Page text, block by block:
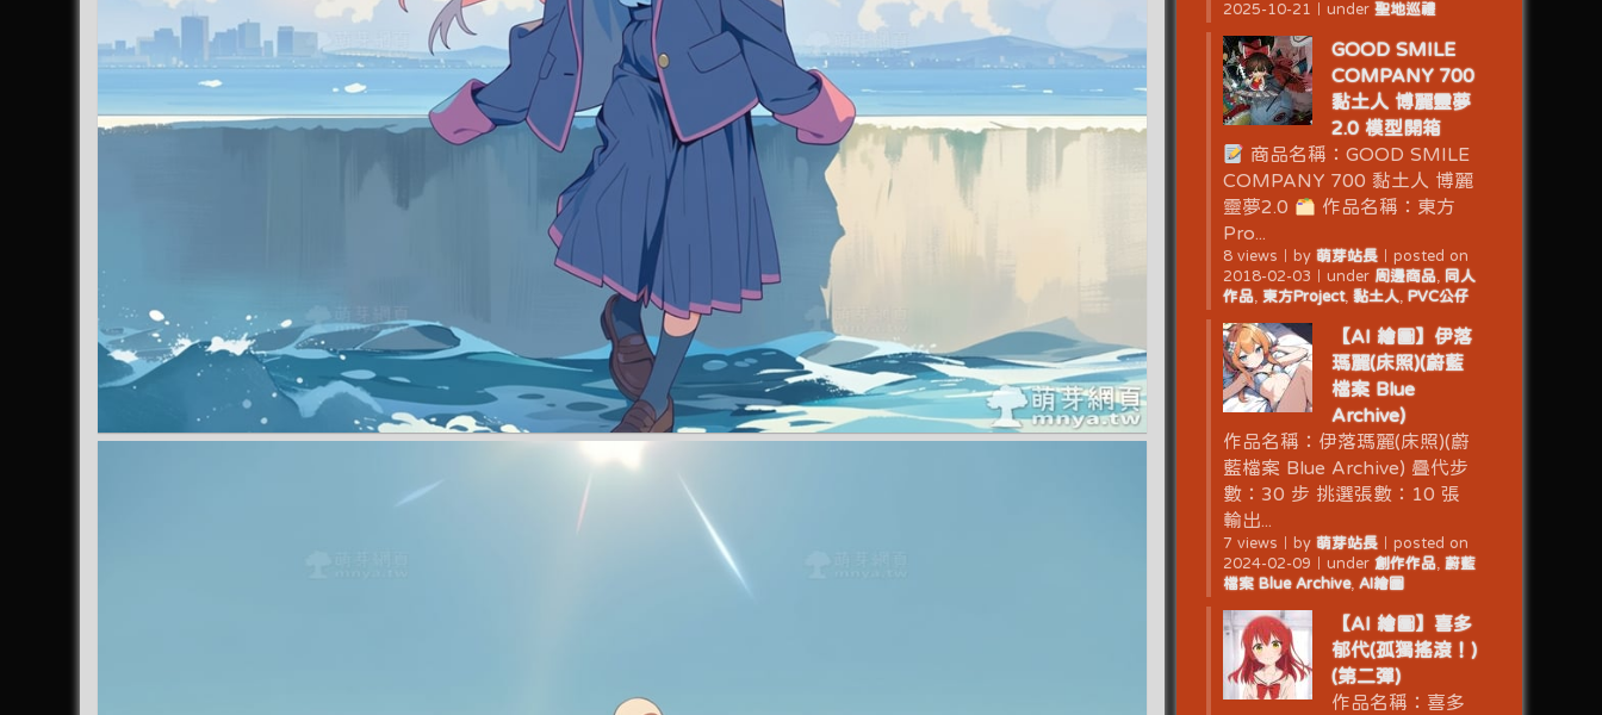
2025-10-21
under 聖地巡禮
GOOD SMILE
COMPANY 700
黏土人 博麗靈夢
2.0 模型開箱
商品名稱：GOOD SMILE
COMPANY 700 黏土人 博麗
靈夢2.0
作品名稱：東方
Pro...
8 views by 萌芽站長｜ posted on
2018-02-03
under 周邊商品,
同人
作品, 東方Project, 黏土人, PVC公仔
【AI 繪圖】伊落
瑪麗(床照)(蔚藍
檔案 Blue
Archive)
作品名稱：伊落瑪麗(床照)(蔚
藍檔案 Blue Archive) 疊代步
數：30 步 挑選張數：10 張
輸出...
7 views by 萌芽站長｜ posted on
2024-02-09
under 創作作品, 蔚藍
檔案 Blue Archive, AI繪圖
【AI 繪圖】喜多
郁代(孤獨搖滾！)
(第二彈)
作品名稱：喜多